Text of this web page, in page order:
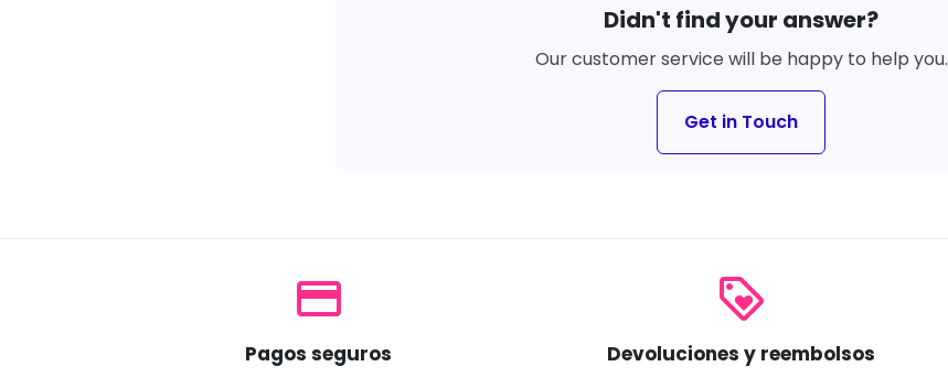
Didn't find your answer?
Our customer service will be happy to help you.
Get in Touch
payment
Pagos seguros
loyalty
Devoluciones y reembolsos